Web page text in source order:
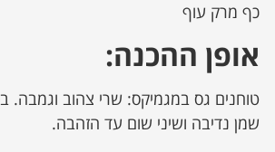
כף מרק עוף
אופן ההכנה:
טוחנים גס במגמיקס: שרי צהוב וגמבה.
שמן נדיבה ושיני שום עד הזהבה.